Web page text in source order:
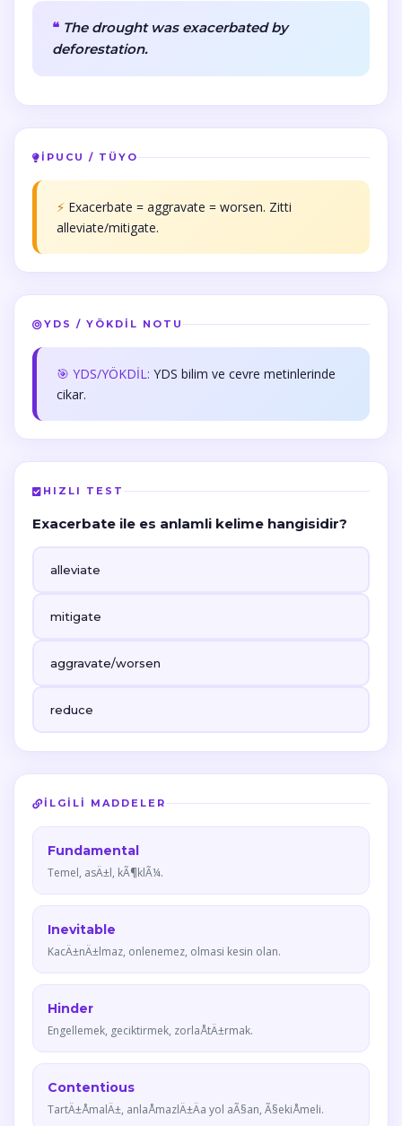
The drought was exacerbated by
deforestation.
İPUCU / TÜYO
⚡ Exacerbate = aggravate = worsen. Zitti
alleviate/mitigate.
YDS / YÖKDİL NOTU
🎯 YDS/YÖKDİL: YDS bilim ve cevre metinlerinde
cikar.
HIZLI TEST
Exacerbate ile es anlamli kelime hangisidir?
alleviate
mitigate
aggravate/worsen
reduce
İLGILI MADDELER
Fundamental
Temel, asÄ±l, kÃ¶klÃ¼.
Inevitable
KacÄ±nÄ±lmaz, onlenemez, olmasi kesin olan.
Hinder
Engellemek, geciktirmek, zorlaÅtÄ±rmak.
Contentious
TartÄ±ÅmalÄ±, anlaÅmazlÄ±Äa yol aÃ§an, Ã§ekiÅmeli.